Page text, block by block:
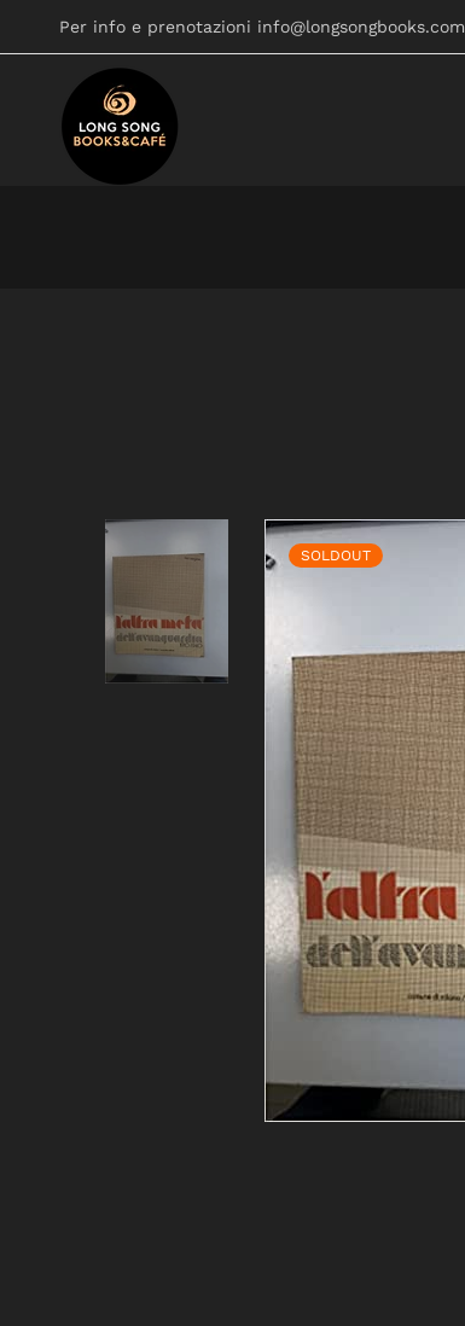
Per info e prenotazioni info@longsongbooks.com
SOLDOUT